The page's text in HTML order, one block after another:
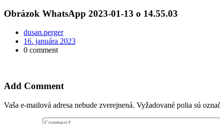
Obrázok WhatsApp 2023-01-13 o 14.55.03
dusan.perger
16. januára 2023
0 comment
Add Comment
Vaša e-mailová adresa nebude zverejnená. Vyžadované polia sú